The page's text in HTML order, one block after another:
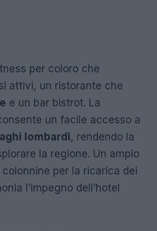
per coloro che
attivi, un ristorante che
e un bar bistrot. La
un facile accesso a
lombardi, rendendo la
la regione. Un ampio
per la ricarica dei
l’impegno dell’hotel